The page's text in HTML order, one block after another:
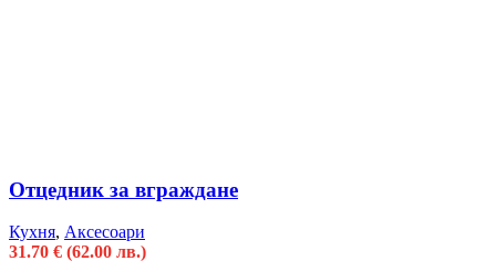
Отцедник за вграждане
Кухня, Аксесоари
31.70 € (62.00 лв.)